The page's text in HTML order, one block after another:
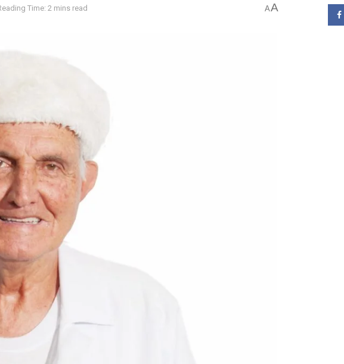
Time: 2 mins read AA